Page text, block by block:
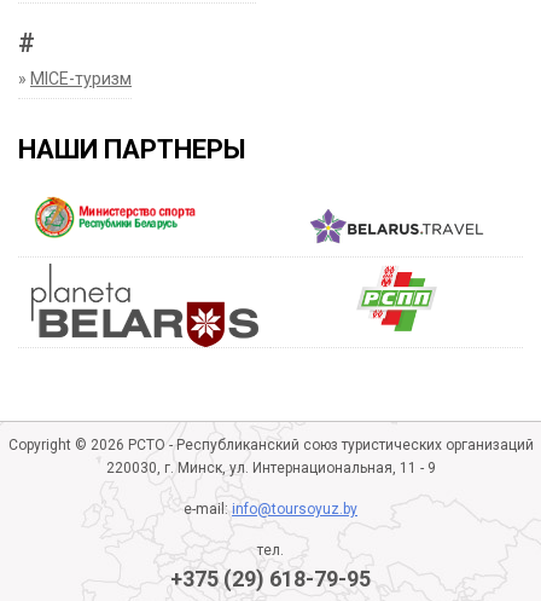
#
» MICE-туризм
НАШИ ПАРТНЕРЫ
Copyright © 2026 РСТО - Республиканский союз туристических организаций
220030, г. Минск, ул. Интернациональная, 11 - 9
e-mail:info@toursoyuz.by
тел.
+375 (29) 618-79-95